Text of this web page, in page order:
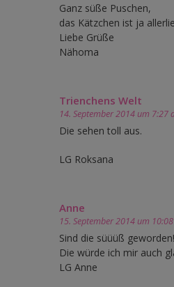
Ganz süße Puschen,
das Kätzchen ist ja
Liebe Grüße
Nähoma
Trienchens Welt
14. September 2014 um 7:27
Die sehen toll aus.
LG Roksana
Anne
15. September 2014 um
Sind die süüüß
Die würde ich mir auch
LG Anne